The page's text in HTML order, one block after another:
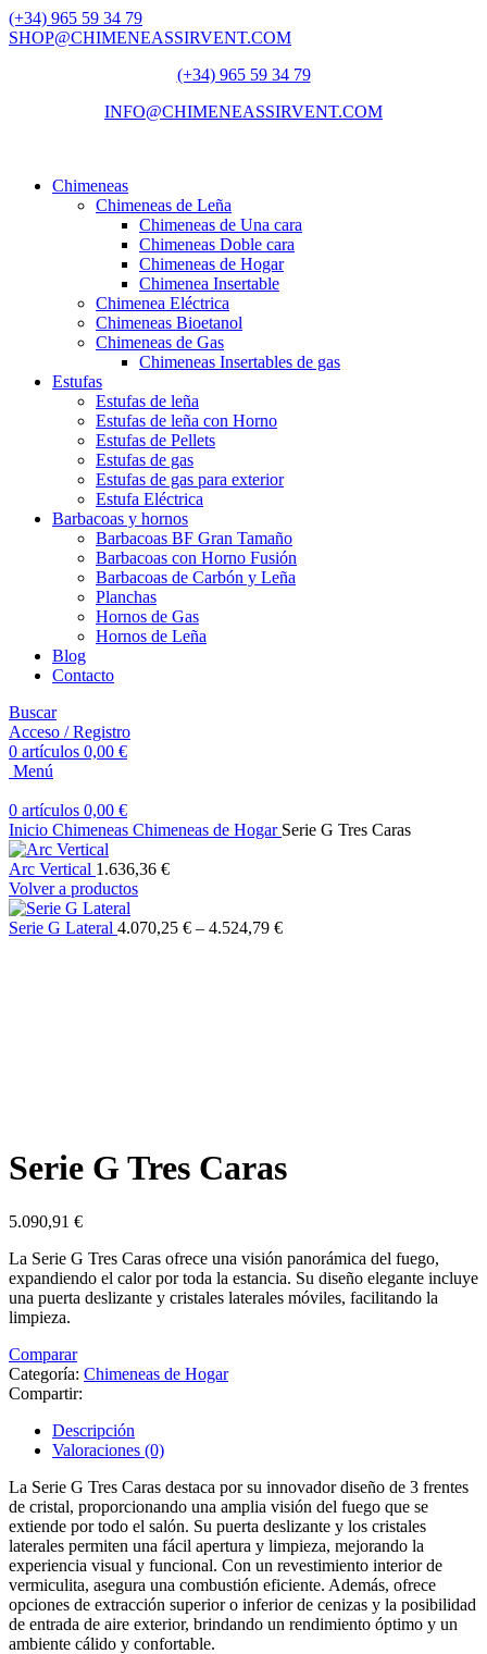
(+34) 965 59 34 79
SHOP@CHIMENEASSIRVENT.COM
(+34) 965 59 34 79
INFO@CHIMENEASSIRVENT.COM
Chimeneas
Chimeneas de Leña
Chimeneas de Una cara
Chimeneas Doble cara
Chimeneas de Hogar
Chimenea Insertable
Chimenea Eléctrica
Chimeneas Bioetanol
Chimeneas de Gas
Chimeneas Insertables de gas
Estufas
Estufas de leña
Estufas de leña con Horno
Estufas de Pellets
Estufas de gas
Estufas de gas para exterior
Estufa Eléctrica
Barbacoas y hornos
Barbacoas BF Gran Tamaño
Barbacoas con Horno Fusión
Barbacoas de Carbón y Leña
Planchas
Hornos de Gas
Hornos de Leña
Blog
Contacto
Buscar
Acceso / Registro
0 artículos 0,00 €
Menú
0 artículos 0,00 €
Inicio Chimeneas Chimeneas de Hogar Serie G Tres Caras
Arc Vertical 1.636,36 €
Volver a productos
Serie G Lateral 4.070,25 € – 4.524,79 €
Serie G Tres Caras
5.090,91 €
La Serie G Tres Caras ofrece una visión panorámica del fuego,
expandiendo el calor por toda la estancia. Su diseño elegante incluye
una puerta deslizante y cristales laterales móviles, facilitando la
limpieza.
Comparar
Categoría: Chimeneas de Hogar
Compartir:
Descripción
Valoraciones (0)
La Serie G Tres Caras destaca por su innovador diseño de 3 frentes
de cristal, proporcionando una amplia visión del fuego que se
extiende por todo el salón. Su puerta deslizante y los cristales
laterales permiten una fácil apertura y limpieza, mejorando la
experiencia visual y funcional. Con un revestimiento interior de
vermiculita, asegura una combustión eficiente. Además, ofrece
opciones de extracción superior o inferior de cenizas y la posibilidad
de entrada de aire exterior, brindando un rendimiento óptimo y un
ambiente cálido y confortable.